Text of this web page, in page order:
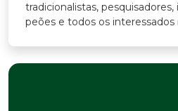
pesquisadores,
e todos os interessados na